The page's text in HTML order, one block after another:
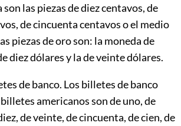
las piezas de diez centavos, de
de cincuenta centavos o el medio
piezas de oro son: la moneda de
diez dólares y la de veinte dólares.
de banco. Los billetes de banco
americanos son de uno, de
de veinte, de cincuenta, de cien, de